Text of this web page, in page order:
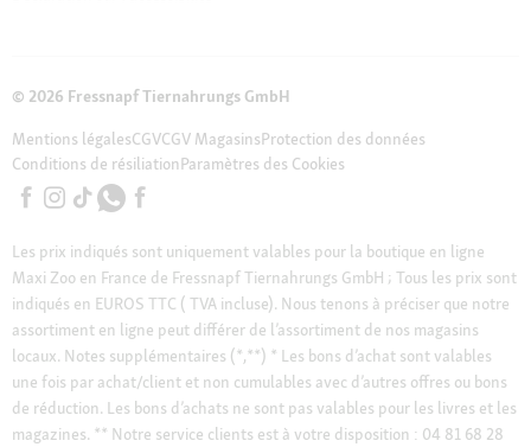
© 2026 Fressnapf Tiernahrungs GmbH
Mentions légalesCGVCGV MagasinsProtection des données
Conditions de résiliationParamètres des Cookies
Les prix indiqués sont uniquement valables pour la boutique en ligne
Maxi Zoo en France de Fressnapf Tiernahrungs GmbH ; Tous les prix sont
indiqués en EUROS TTC ( TVA incluse). Nous tenons à préciser que notre
assortiment en ligne peut différer de l’assortiment de nos magasins
locaux. Notes supplémentaires (*,**) * Les bons d’achat sont valables
une fois par achat/client et non cumulables avec d’autres offres ou bons
de réduction. Les bons d’achats ne sont pas valables pour les livres et les
magazines. ** Notre service clients est à votre disposition : 04 81 68 28